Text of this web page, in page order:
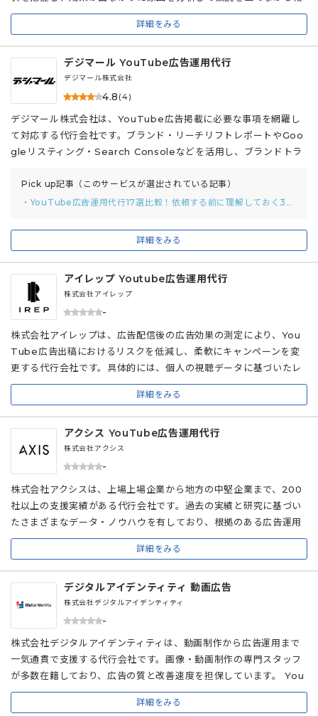
詳細をみる
略的にアカウントを立て直します。 また同社は、広告運用コンサル
タントを「いかにお客様の目標を達成できたか」を最大の基準で評
価しています。安易の予算増額に走らない環境を整えているため、
広告成果改善のために本当に必要な施策の提案が受けることが可能
です。加えて、コンサルタント1人あたりが担当する企業数を少数に
限定しており、十分な運用リソースを確保しているのも特徴です。
デジマール YouTube広告運用代行
デジマール株式会社
4.8 (4)
詳細をみる
デジマール株式会社は、YouTube広告掲載に必要な事項を網羅し
て対応する代行会社です。ブランド・リーチリフトレポートやGoo
gleリスティング・Search Consoleなどを活用し、ブランドトラ
ーションも通じて、PDCAを回します。 また、専任のデザイナーチ
ームがバナーを制作します。配信メディア・ターゲットに効果的な
に、複数の広告媒体を同一チームで管理するため、コミュニケーシ
ョンの一本化が可能です。クライアントのコミュニケーション負荷
を抑えつつ、効率的かつスムーズに広告運用する代行会社です。
Pick up記事（このサービスが選出されている記事）
・YouTube広告運用代行17選比較！依頼する前に理解しておく3つのポイントまで解説
アイレップ Youtube広告運用代行
株式会社アイレップ
-
詳細をみる
株式会社アイレップは、広告配信後の広告効果の測定により、You
Tube広告出稿におけるリスクを低減し、柔軟にキャンペーンを変
更する代行会社です。具体的には、個人の視聴データに基づいたレ
ポート作成や、視聴後すぐに実施されるブランドリフト調査などを
通じてPDCAサイクルを回します。 また、Googleが提唱する3H
のほかに、欲しいという欲求を作る長尺動画「Movie」と、安く・
速く・より正しく多量かで自動化しながら作る短尺動画「Motio
n」の2領域をかけあわせた6タイプの動画で、結果につながる動画
広告を目指してプランニングするのも特徴です。 「Google Prem
ier Partner Awards」で国内最優秀賞を3部門で受賞するなど、
運用型広告の高い専門性が認められています。加えて、LPOをはじ
アクシス YouTube広告運用代行
株式会社アクシス
-
詳細をみる
株式会社アクシスは、上場上場企業から地方の中堅企業まで、200
社以上の支援実績がある代行会社です。過去の実績と研究に基づい
たさまざまなデータ・ノウハウを有しており、根拠のある広告運用
を行っています。 また、専任の担当者が運用開始前から改善提案ま
でワンストップで対応し、コミュニケーションでのトラブルを予防
しています。YouTube広告運用代行の最低契約期間は6か月である
ものの、イベント告知などスポットでの相談も受け付けているのも
特徴です。 さらに、LP制作やWeb集客改善コンサルティングも実
施しており、広告運用だけでなく、Web集客の戦略策定から実行ま
で任せられる点が魅力です。
デジタルアイデンティティ 動画広告
株式会社デジタルアイデンティティ
-
詳細をみる
株式会社デジタルアイデンティティは、動画制作から広告運用まで
一気通貫で支援する代行会社です。画像・動画制作の専門スタッフ
が多数在籍しており、広告の質と改善速度を担保しています。 You
Tube広告運用では、正確な広告効果が測定できるツールを活用
し、間接的な効果まで把握するのが特徴です。クライアントとのや